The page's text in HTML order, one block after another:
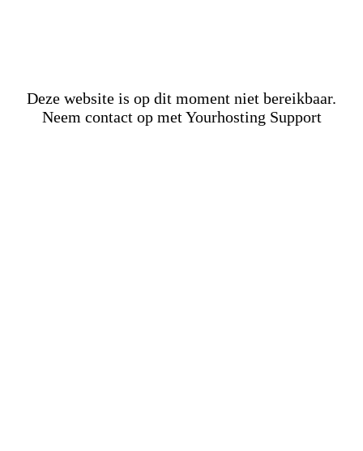
Deze website is op dit moment niet bereikbaar.
Neem contact op met Yourhosting Support